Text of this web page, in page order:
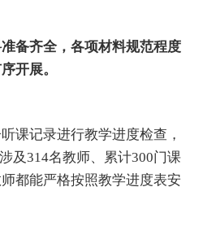
备齐全，各项材料规范程度
开展。
记录进行教学进度检查，
及314名教师、累计300门课
都能严格按照教学进度表安